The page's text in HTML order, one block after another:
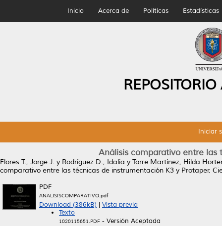
Inicio Acerca de Políticas Estadísticas
Iniciar
Análisis comparativo entre las
Flores T., Jorge J. y Rodríguez D., Idalia y Torre Martínez, Hilda
comparativo entre las técnicas de instrumentación K3 y Protaper.
PDF
ANALISISCOMPARATIVO.pdf
Download (386kB)
Vista previa
Texto
1020115651.PDF - Versión Aceptada